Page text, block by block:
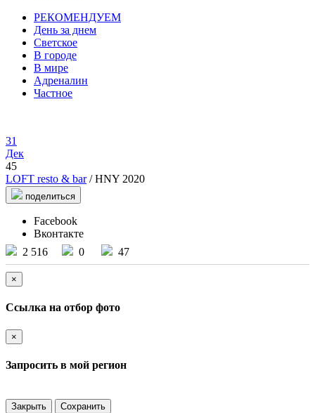
РЕКОМЕНДУЕМ
День за днем
Светское
В городе
В мире
Адреналин
Частное
31
Дек
45
LOFT resto & bar/ HNY 2020
поделиться
Facebook
Вконтакте
2 516
0 47
×
Ссылка на отбор фото
×
Запросить в мой регион
Закрыть Сохранить